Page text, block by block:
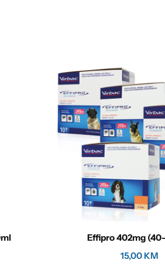
Effipro 402mg
15,00 KM